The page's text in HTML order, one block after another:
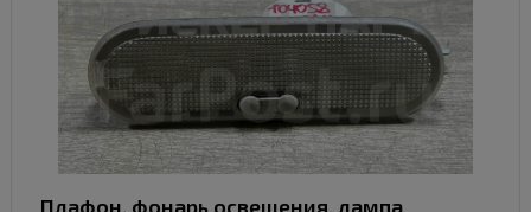
Плафон, фонарь освещения, лампа